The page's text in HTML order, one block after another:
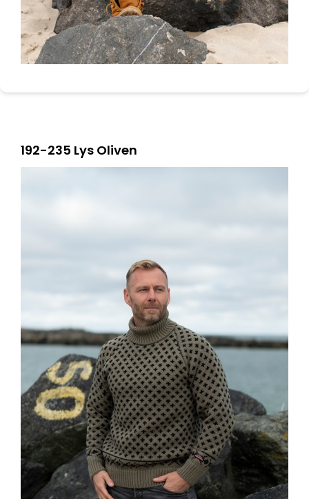
192-235 Lys Oliven